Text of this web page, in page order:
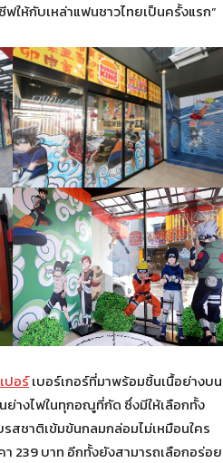
ให้กับเหล่าแฟนชาวไทยเป็นครั้งแรก”
ปอร์เบอร์เกอร์ที่มาพร้อมชิ้นเนื้อย่างบน
ย่างไฟในทุกอณูที่กัด ซึ่งมีให้เลือกทั้ง
สชาติเข้มข้นกลมกล่อมไม่เหมือนใคร
239 บาท อีกทั้งยังสามารถเลือกอร่อย